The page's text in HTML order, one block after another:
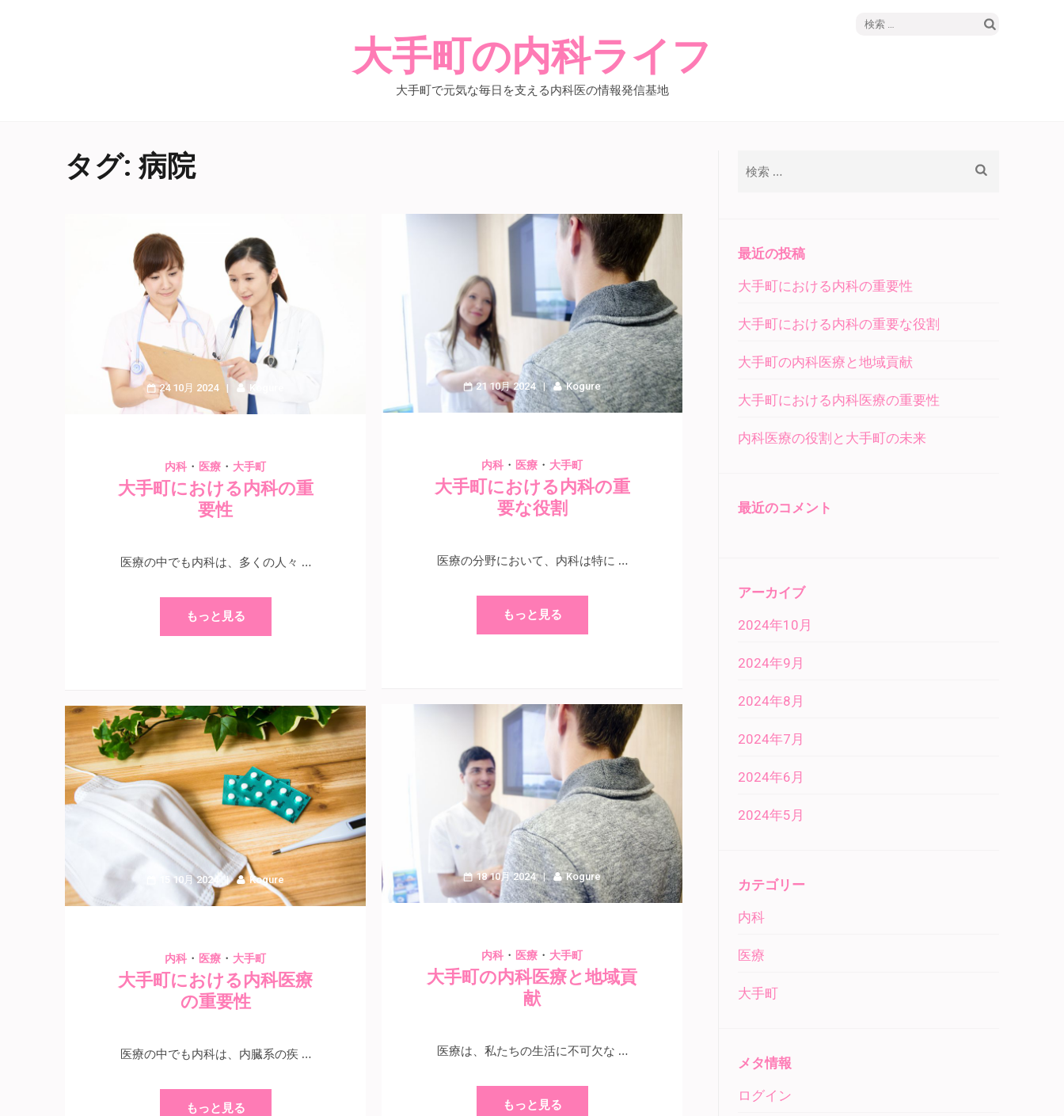
検
大手町の内科ライフ
大手町で元気な毎日を支える内科医の情報発信基地
タグ: 病院
24 10月 2024 Kogure
内科 ・ 医療 ・ 大手町
大手町における内科の重
要性
医療の中でも内科は、多くの人々 …
もっと見る
21 10月 2024 Kogure
内科 ・ 医療 ・ 大手町
大手町における内科の重
要な役割
医療の分野において、内科は特に …
もっと見る
18 10月 2024 Kogure
内科 ・ 医療 ・ 大手町
大手町の内科医療と地域貢
献
医療は、私たちの生活に不可欠な …
もっと見る
15 10月 2024 Kogure
内科 ・ 医療 ・ 大手町
大手町における内科医療
の重要性
医療の中でも内科は、内臓系の疾 …
もっと見る
最近の投稿
大手町における内科の重要性
大手町における内科の重要な役割
大手町の内科医療と地域貢献
大手町における内科医療の重要性
内科医療の役割と大手町の未来
最近のコメント
アーカイブ
2024年10月
2024年9月
2024年8月
2024年7月
2024年6月
2024年5月
カテゴリー
内科
医療
大手町
メタ情報
ログイン